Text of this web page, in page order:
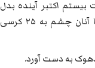
اکتبر آینده بدل
خواهد شد، آنها بر این باور هستند که آرای قبلی آنها ۱۸ کرسی جذب می‌کند اما آنان چشم به ۲۵ کرسی